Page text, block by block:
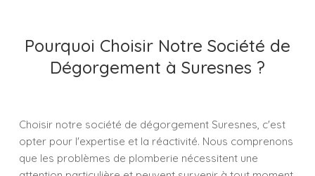
Pourquoi Choisir Notre Société de
Dégorgement à Suresnes ?
Choisir notre société de dégorgement Suresnes, c'est
opter pour l'expertise et la réactivité. Nous comprenons
que les problèmes de plomberie nécessitent une